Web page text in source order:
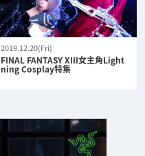
2019.12.20(Fri)
FINAL FANTASY XIII女主角Light
ning Cosplay特集